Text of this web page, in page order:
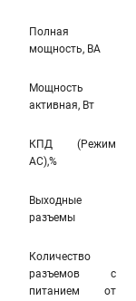
Полная
мощность, ВА
Мощность
активная, Вт
КПД (Режим
AC),%
Выходные
разъемы
Количество
разъемов с
питанием от